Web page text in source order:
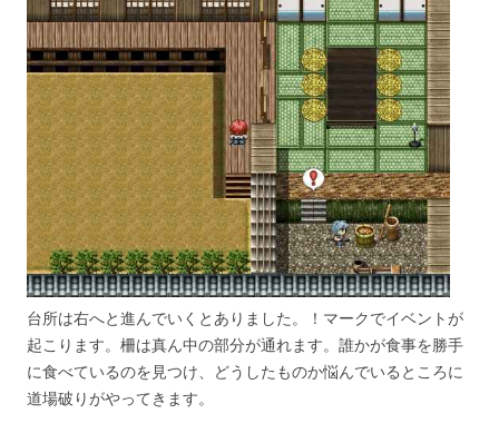
台所は右へと進んでいくとありました。！マークでイベントが
起こります。柵は真ん中の部分が通れます。誰かが食事を勝手
に食べているのを見つけ、どうしたものか悩んでいるところに
道場破りがやってきます。